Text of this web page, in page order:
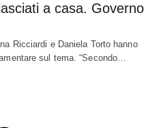
a casa. Governo
Ricciardi e Daniela Torto hanno
sul tema. “Secondo…